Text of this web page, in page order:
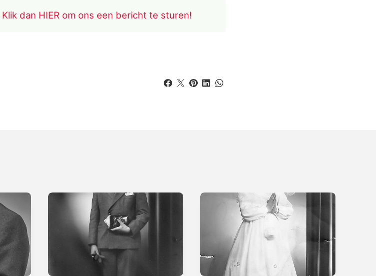
Klik dan HIER om ons een bericht te sturen!